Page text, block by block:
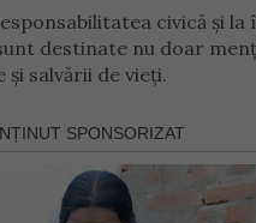
civică și
destinate nu doar
și salvării de vieți.